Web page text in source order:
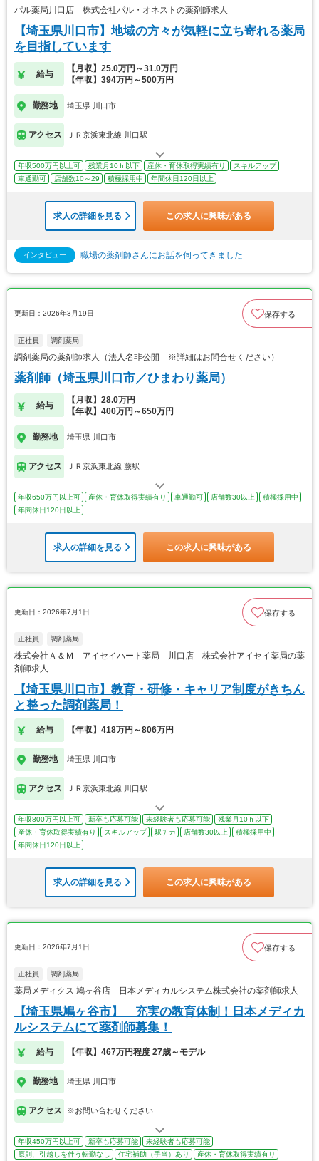
パル薬局川口店 株式会社パル・オネストの薬剤師求人
【埼玉県川口市】地域の方々が気軽に立ち寄れる薬局
を目指しています
給与
【月収】25.0万円～31.0万円
【年収】394万円～500万円
勤務地 埼玉県 川口市
アクセス ＪＲ京浜東北線 川口駅
年収500万円以上可 残業月10ｈ以下 産休・育休取得実績有り
スキルアップ
車通勤可
店舗数10～29 積極採用中 年間休日120日以上
求人の詳細を見る この求人に興味がある
インタビュー 職場の薬剤師さんにお話を伺ってきました
更新日：2026年3月19日 保存する
正社員 調剤薬局
調剤薬局の薬剤師求人（法人名非公開 ※詳細はお問合せください）
薬剤師（埼玉県川口市／ひまわり薬局）
給与
【月収】28.0万円
【年収】400万円～650万円
勤務地 埼玉県 川口市
アクセス ＪＲ京浜東北線 蕨駅
年収650万円以上可 産休・育休取得実績有り 車通勤可 店舗数30以上
積極採用中
年間休日120日以上
求人の詳細を見る この求人に興味がある
更新日：2026年7月1日 保存する
正社員 調剤薬局
株式会社Ａ＆Ｍ アイセイハート薬局 川口店 株式会社アイセイ薬局の薬
剤師求人
【埼玉県川口市】教育・研修・キャリア制度がきちん
と整った調剤薬局！
給与 【年収】418万円～806万円
勤務地 埼玉県 川口市
アクセス ＪＲ京浜東北線 川口駅
年収800万円以上可 新卒も応募可能 未経験者も応募可能
残業月10ｈ以下
産休・育休取得実績有り
スキルアップ 駅チカ 店舗数30以上
積極採用中
年間休日120日以上
求人の詳細を見る この求人に興味がある
更新日：2026年7月1日 保存する
正社員 調剤薬局
薬局メディクス 鳩ヶ谷店 日本メディカルシステム株式会社の薬剤師求人
【埼玉県鳩ヶ谷市】 充実の教育体制！日本メディカ
ルシステムにて薬剤師募集！
給与 【年収】467万円程度 27歳～モデル
勤務地 埼玉県 川口市
アクセス ※お問い合わせください
年収450万円以上可 新卒も応募可能
未経験者も応募可能
原則、引越しを伴う転勤なし
住宅補助（手当）あり 産休・育休取得実績有り